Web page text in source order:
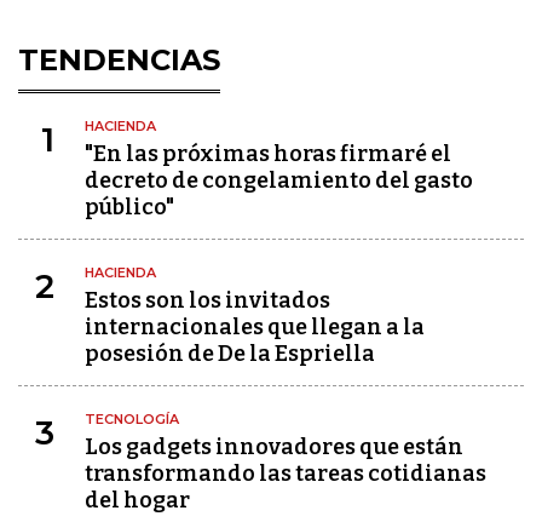
TENDENCIAS
1 HACIENDA
"En las próximas horas firmaré el
decreto de congelamiento del gasto
público"
2 HACIENDA
Estos son los invitados
internacionales que llegan a la
posesión de De la Espriella
3 TECNOLOGÍA
Los gadgets innovadores que están
transformando las tareas cotidianas
del hogar